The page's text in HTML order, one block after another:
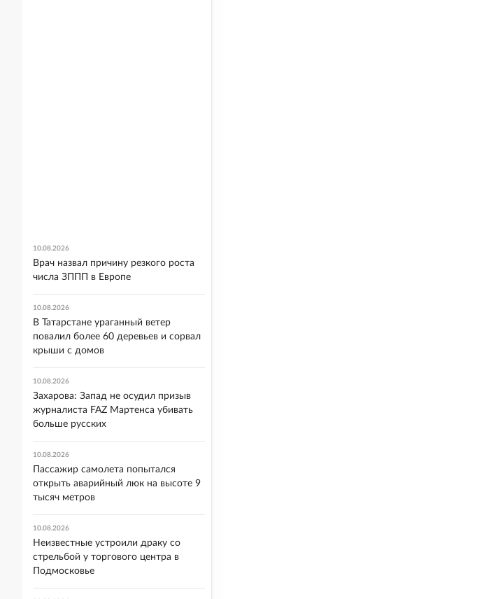
10.08.2026
Врач назвал причину резкого роста
числа ЗППП в Европе
10.08.2026
В Татарстане ураганный ветер
повалил более 60 деревьев и сорвал
крыши с домов
10.08.2026
Захарова: Запад не осудил призыв
журналиста FAZ Мартенса убивать
больше русских
10.08.2026
Пассажир самолета попытался
открыть аварийный люк на высоте 9
тысяч метров
10.08.2026
Неизвестные устроили драку со
стрельбой у торгового центра в
Подмосковье